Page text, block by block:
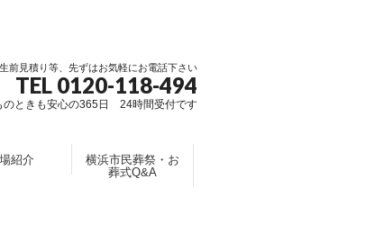
前見積り等、先ずはお気軽にお電話下さい
TEL 0120-118-494
ときも安心の365日 24時間受付です
紹介
横浜市民葬祭・お
葬式Q&A